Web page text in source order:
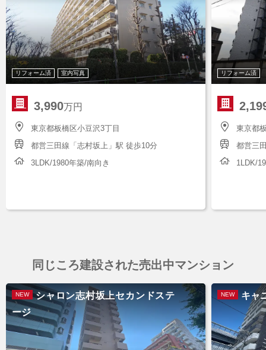
リフォーム済 室内写真
3,990万円
東京都板橋区小豆沢3丁目
都営三田線「志村坂上」駅 徒歩10分
3LDK/1980年築/南向き
リフォーム済
東京都
都営三
1LDK/
同じころ建設された売出中マンション
NEW
シャロン志村坂上セカンドステ
ージ
NEW キャ